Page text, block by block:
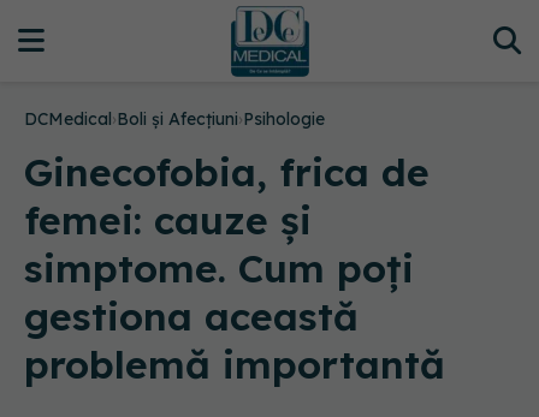
DCMedical›Boli și Afecțiuni›Psihologie
Ginecofobia, frica de
femei: cauze și
simptome. Cum poți
gestiona această
problemă importantă